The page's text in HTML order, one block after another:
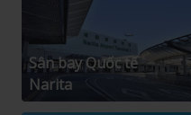
Sân bay Quốc tế
Narita